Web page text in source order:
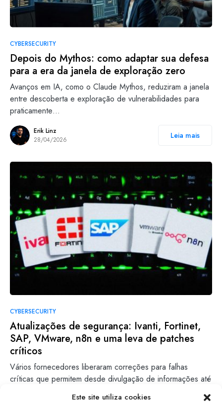
Este site utiliza cookies
CYBERSECURITY
Depois do Mythos: como adaptar sua defesa
para a era da janela de exploração zero
Avanços em IA, como o Claude Mythos, reduziram a janela
entre descoberta e exploração de vulnerabilidades para
praticamente…
Erik Linz
28/04/2026
Leia mais
CYBERSECURITY
Atualizações de segurança: Ivanti, Fortinet,
SAP, VMware, n8n e uma leva de patches
críticos
Vários fornecedores liberaram correções para falhas
críticas que permitem desde divulgação de informações até
execução de código remoto;…